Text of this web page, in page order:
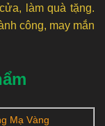
làm quà tặng.
công, may mắn
Mạ Vàng